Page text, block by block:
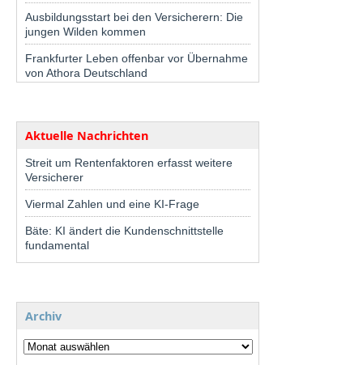
Ausbildungsstart bei den Versicherern: Die
jungen Wilden kommen
Frankfurter Leben offenbar vor Übernahme
von Athora Deutschland
Aktuelle Nachrichten
Streit um Rentenfaktoren erfasst weitere
Versicherer
Viermal Zahlen und eine KI-Frage
Bäte: KI ändert die Kundenschnittstelle
fundamental
Archiv